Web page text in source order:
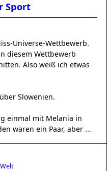
Sport
Universe-Wettbewerb.
diesem Wettbewerb
Also weiß ich etwas
Slowenien.
einmal mit Melania in
waren ein Paar, aber ...